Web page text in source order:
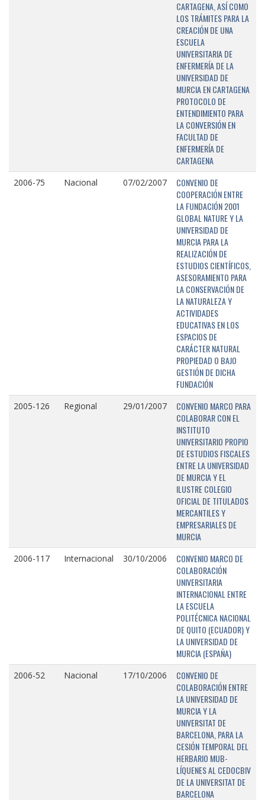
CARTAGENA, ASÍ COMO
LOS TRÁMITES PARA LA
CREACIÓN DE UNA
ESCUELA
UNIVERSITARIA DE
ENFERMERÍA DE LA
UNIVERSIDAD DE
MURCIA EN CARTAGENA
PROTOCOLO DE
ENTENDIMIENTO PARA
LA CONVERSIÓN EN
FACULTAD DE
ENFERMERÍA DE
CARTAGENA
2006-75 Nacional 07/02/2007
CONVENIO DE
COOPERACIÓN ENTRE
LA FUNDACIÓN 2001
GLOBAL NATURE Y LA
UNIVERSIDAD DE
MURCIA PARA LA
REALIZACIÓN DE
ESTUDIOS CIENTÍFICOS,
ASESORAMIENTO PARA
LA CONSERVACIÓN DE
LA NATURALEZA Y
ACTIVIDADES
EDUCATIVAS EN LOS
ESPACIOS DE
CARÁCTER NATURAL
PROPIEDAD O BAJO
GESTIÓN DE DICHA
FUNDACIÓN
2005-126 Regional 29/01/2007
CONVENIO MARCO PARA
COLABORAR CON EL
INSTITUTO
UNIVERSITARIO PROPIO
DE ESTUDIOS FISCALES
ENTRE LA UNIVERSIDAD
DE MURCIA Y EL
ILUSTRE COLEGIO
OFICIAL DE TITULADOS
MERCANTILES Y
EMPRESARIALES DE
MURCIA
2006-117 Internacional 30/10/2006
CONVENIO MARCO DE
COLABORACIÓN
UNIVERSITARIA
INTERNACIONAL ENTRE
LA ESCUELA
POLITÉCNICA NACIONAL
DE QUITO (ECUADOR) Y
LA UNIVERSIDAD DE
MURCIA (ESPAÑA)
2006-52 Nacional 17/10/2006
CONVENIO DE
COLABORACIÓN ENTRE
LA UNIVERSIDAD DE
MURCIA Y LA
UNIVERSITAT DE
BARCELONA, PARA LA
CESIÓN TEMPORAL DEL
HERBARIO MUB-
LÍQUENES AL CEDOCBIV
DE LA UNIVERSITAT DE
BARCELONA